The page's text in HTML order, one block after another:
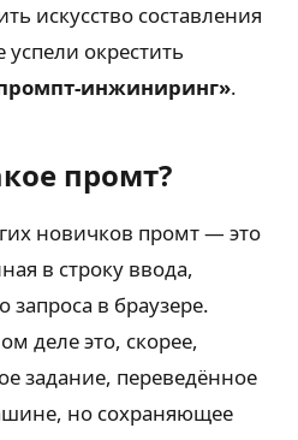
искусство составления
окрестить
инжиниринг».
промт?
новичков промт — это
в строку ввода,
запроса в браузере.
деле это, скорее,
задание, переведённое
но сохраняющее